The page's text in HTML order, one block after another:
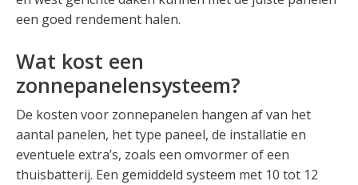
een goed rendement halen.
Wat kost een
zonnepanelensysteem?
De kosten voor zonnepanelen hangen af van het
aantal panelen, het type paneel, de installatie en
eventuele extra’s, zoals een omvormer of een
thuisbatterij. Een gemiddeld systeem met 10 tot 12